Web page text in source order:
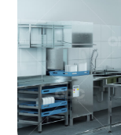
Nghệ thuật